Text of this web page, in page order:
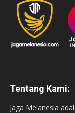
Tentang Kami:
Jaga Melanesia